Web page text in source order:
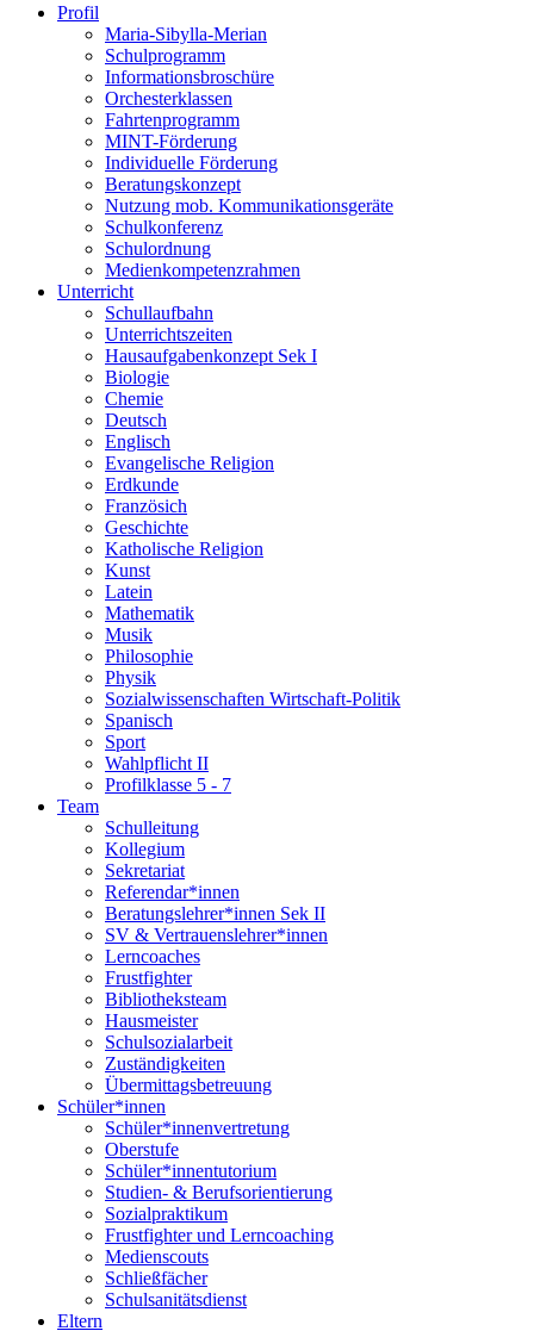
Profil
Maria-Sibylla-Merian
Schulprogramm
Informationsbroschüre
Orchesterklassen
Fahrtenprogramm
MINT-Förderung
Individuelle Förderung
Beratungskonzept
Nutzung mob. Kommunikationsgeräte
Schulkonferenz
Schulordnung
Medienkompetenzrahmen
Unterricht
Schullaufbahn
Unterrichtszeiten
Hausaufgabenkonzept Sek I
Biologie
Chemie
Deutsch
Englisch
Evangelische Religion
Erdkunde
Französich
Geschichte
Katholische Religion
Kunst
Latein
Mathematik
Musik
Philosophie
Physik
Sozialwissenschaften Wirtschaft-Politik
Spanisch
Sport
Wahlpflicht II
Profilklasse 5 - 7
Team
Schulleitung
Kollegium
Sekretariat
Referendar*innen
Beratungslehrer*innen Sek II
SV & Vertrauenslehrer*innen
Lerncoaches
Frustfighter
Bibliotheksteam
Hausmeister
Schulsozialarbeit
Zuständigkeiten
Übermittagsbetreuung
Schüler*innen
Schüler*innenvertretung
Oberstufe
Schüler*innentutorium
Studien- & Berufsorientierung
Sozialpraktikum
Frustfighter und Lerncoaching
Medienscouts
Schließfächer
Schulsanitätsdienst
Eltern